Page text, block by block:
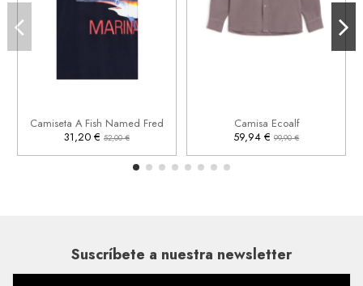
Camiseta A Fish Named Fred
31,20 € 52,00 €
 Añadir al carrito
Camisa Ecoalf
59,94 € 99,90 €
Añadir al carrito
Suscríbete a nuestra newsletter